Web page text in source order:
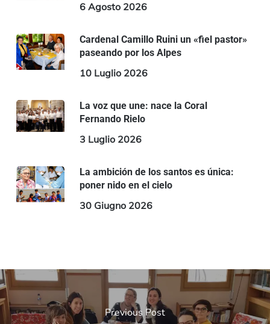
6 Agosto 2026
Cardenal Camillo Ruini un «fiel pastor»
paseando por los Alpes
10 Luglio 2026
La voz que une: nace la Coral
Fernando Rielo
3 Luglio 2026
La ambición de los santos es única:
poner nido en el cielo
30 Giugno 2026
Previous Post